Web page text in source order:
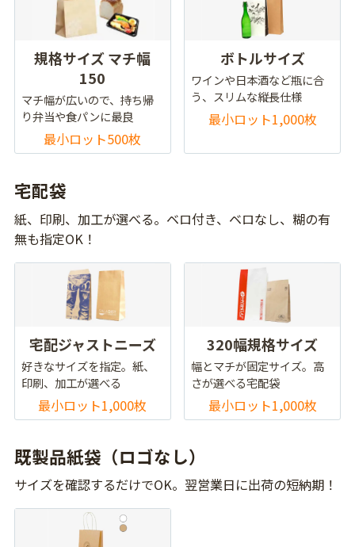
規格サイズ マチ幅
150
マチ幅が広いので、持ち帰
り弁当や食パンに最良
最小ロット500枚
ボトルサイズ
ワインや日本酒など瓶に合
う、スリムな縦長仕様
最小ロット1,000枚
宅配袋
紙、印刷、加工が選べる。ベロ付き、ベロなし、糊の有
無も指定OK！
宅配ジャストニーズ
好きなサイズを指定。紙、
印刷、加工が選べる
最小ロット1,000枚
320幅規格サイズ
幅とマチが固定サイズ。高
さが選べる宅配袋
最小ロット1,000枚
既製品紙袋（ロゴなし）
サイズを確認するだけでOK。翌営業日に出荷の短納期！